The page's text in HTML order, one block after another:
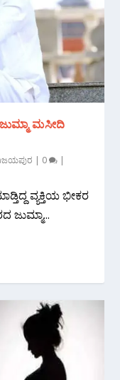
ಜುಮ್ಮಾ ಮಸೀದಿ
| 0 |
ವ್ಯಕ್ತಿಯ ಭೀಕರ‌
ಜುಮ್ಮಾ...